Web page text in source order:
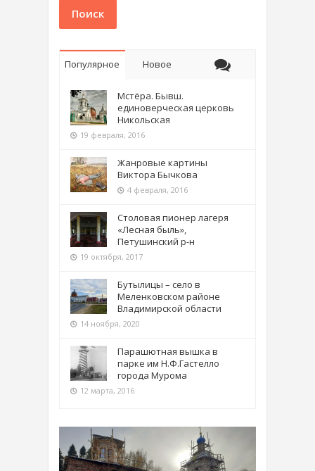
Поиск
Популярное Новое
Мстёра. Бывш.
единоверческая церковь
Никольская
19 февраля, 2016
Жанровые картины
Виктора Бычкова
4 февраля, 2016
Столовая пионер лагеря
«Лесная быль»,
Петушинский р-н
19 октября, 2017
Бутылицы – село в
Меленковском районе
Владимирской области
14 ноября, 2020
Парашютная вышка в
парке им Н.Ф.Гастелло
города Мурома
12 марта, 2016